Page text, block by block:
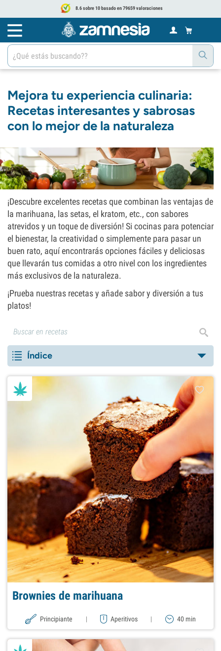
8.6 sobre 10 basado en 79659 valoraciones
Mejora tu experiencia culinaria:
Recetas interesantes y sabrosas
con lo mejor de la naturaleza
¡Descubre excelentes recetas que combinan las ventajas de
la marihuana, las setas, el kratom, etc., con sabores
atrevidos y un toque de diversión! Si cocinas para potenciar
el bienestar, la creatividad o simplemente para pasar un
buen rato, aquí encontrarás opciones fáciles y deliciosas
que llevarán tus comidas a otro nivel con los ingredientes
más exclusivos de la naturaleza.
¡Prueba nuestras recetas y añade sabor y diversión a tus
platos!
Índice
Brownies de marihuana
Principiante | Aperitivos | 40 min